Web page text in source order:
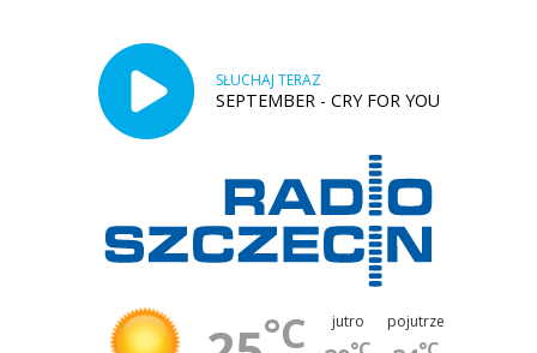
SŁUCHAJ TERAZ
SEPTEMBER - CRY FOR YOU
°C jutro pojutrze